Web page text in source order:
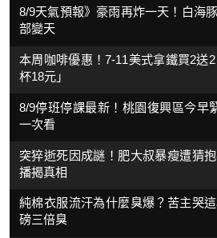
8/9天氣預報》豪雨再炸一天！白海
部變天
本周咖啡優惠！7-11美式拿鐵買2
杯18元」
8/9停班停課最新！桃園復興區今
一次看
突猝逝死因成謎！肥大叔暴瘦遭猜
播揭真相
純棉衣服流汗為什麼臭爆？苦主哭
磅三倍臭